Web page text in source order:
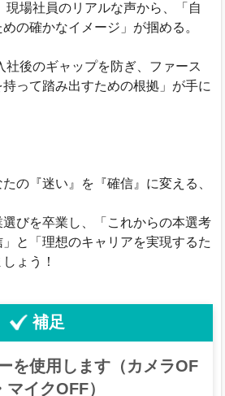
現場社員のリアルな声から、「自
の確かなイメージ」が掴める。
社後のギャップを防ぎ、ファース
持って踏み出すための根拠」が手に
の『迷い』を『確信』に変える、
選びを卒業し、「これからの本選考
と「理想のキャリアを実現するた
ょう！
補足
を使用します（カメラOF
マイクOFF）